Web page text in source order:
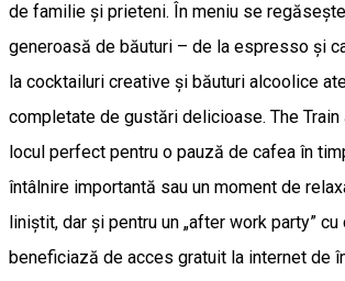
de familie și prieteni. În meniu se
generoasă de băuturi – de la espresso și
la cocktailuri creative și băuturi alcoolice
completate de gustări delicioase. The
locul perfect pentru o pauză de cafea în
întâlnire importantă sau un moment de
liniștit, dar și pentru un „after work party”
beneficiază de acces gratuit la internet de